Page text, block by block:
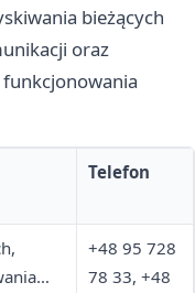
bieżących
oraz
funkcjonowania
Telefon
+48 95 728
78 33, +48